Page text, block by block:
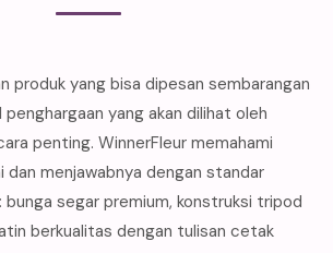
produk yang bisa dipesan sembarangan
yang akan dilihat oleh
penting. WinnerFleur memahami
dan menjawabnya dengan standar
segar premium, konstruksi tripod
berkualitas dengan tulisan cetak